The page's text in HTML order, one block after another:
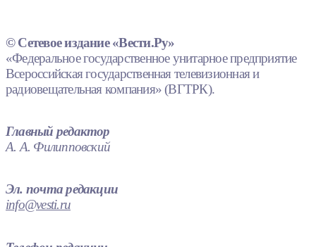
© Сетевое издание «Вести.Ру»
«Федеральное государственное унитарное предприятие
Всероссийская государственная телевизионная и
радиовещательная компания» (ВГТРК).
Главный редактор
А. А. Филипповский
Эл. почта редакции
info@vesti.ru